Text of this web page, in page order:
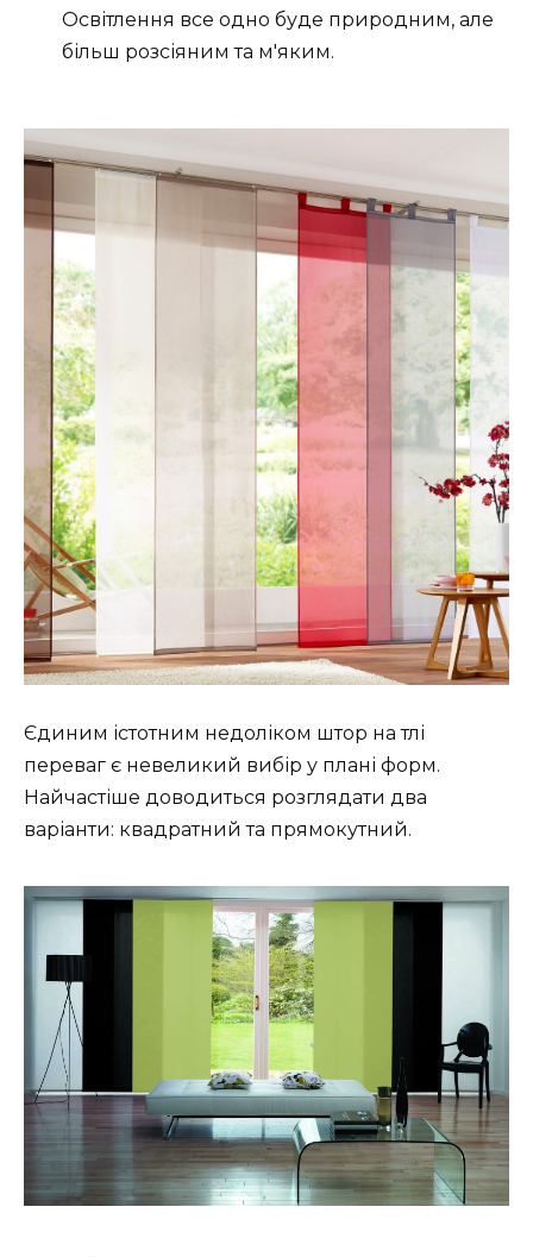
Освітлення все одно буде природним, але
більш розсіяним та м'яким.
Єдиним істотним недоліком штор на тлі
переваг є невеликий вибір у плані форм.
Найчастіше доводиться розглядати два
варіанти: квадратний та прямокутний.